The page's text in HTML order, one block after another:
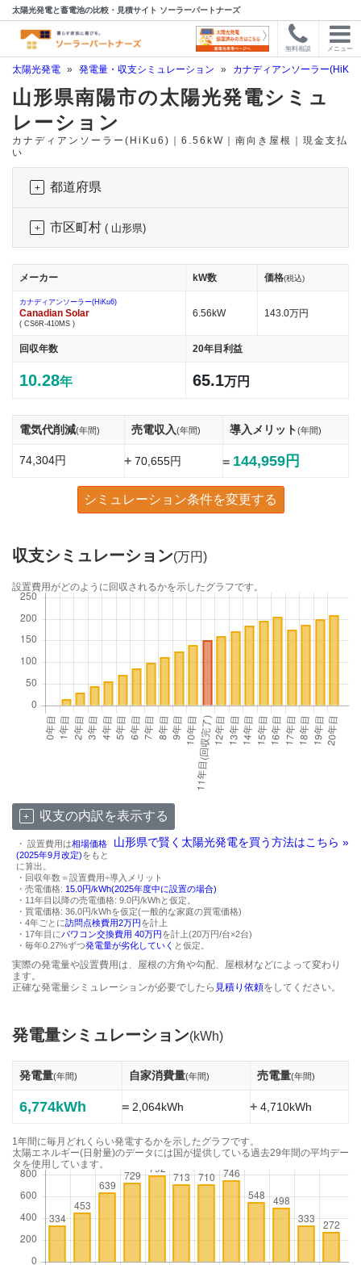
太陽光発電と蓄電池の比較・見積サイト ソーラーパートナーズ
無料相談 メニュー
太陽光発電 » 発電量・収支シミュレーション » カナディアンソーラー
山形県南陽市の太陽光発電シミュ
レーション
カナディアンソーラー(HiKu6)｜6.56kW｜南向き屋根｜現金支払
い
都道府県
市区町村 ( 山形県)
メーカー kW数 価格(税込)
カナディアンソーラー(HiKu6)
Canadian Solar
( CS6R-410MS )
6.56kW 143.0万円
回収年数 20年目利益
10.28年 65.1万円
電気代削減(年間) 売電収入(年間) 導入メリット(年間)
74,304円 +70,655円 = 144,959円
シミュレーション条件を変更する
収支シミュレーション(万円)
設置費用がどのように回収されるかを示したグラフです。
収支の内訳を表示する
山形県で賢く太陽光発電を買う方法はこちら »
・ 設置費用は相場価格
(2025年9月改定)をもと
に算出。
・回収年数＝設置費用÷導入メリット
・売電価格: 15.0円/kWh(2025年度中に設置の場合)
・11年目以降の売電価格: 9.0円/kWhと仮定。
・買電価格: 36.0円/kWhを仮定(一般的な家庭の買電価格)
・4年ごとに訪問点検費用2万円を計上
・17年目にパワコン交換費用 40万円を計上(20万円/台×2台)
・毎年0.27%ずつ発電量が劣化していく と仮定。
実際の発電量や設置費用は、屋根の方角や勾配、屋根材などによって変わり
ます。
正確な発電量シミュレーションが必要でしたら 見積り依頼をしてください。
発電量シミュレーション(kWh)
発電量(年間) 自家消費量(年間) 売電量(年間)
6,774kWh =2,064kWh +4,710kWh
1年間に毎月どれくらい発電するかを示したグラフです。
太陽エネルギー(日射量)のデータには国が提供している過去29年間の平均デー
タを使用しています。